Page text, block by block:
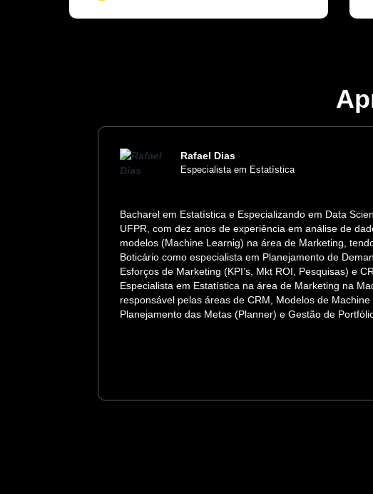
Rafael Dias
Especialista em Estatística
Bacharel em Estatística e Especializando em Data
UFPR, com dez anos de experiência em análise de
modelos (Machine Learnig) na área de Marketing,
Boticário como especialista em Planejamento de
Esforços de Marketing (KPI’s, Mkt ROI, Pesquisas) e
Especialista em Estatística na área de Marketing na
responsável pelas áreas de CRM, Modelos de Machine
Planejamento das Metas (Planner) e Gestão de